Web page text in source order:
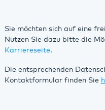
Sie möchten sich auf eine
Nutzen Sie dazu bitte die
Karriereseite.
Die entsprechenden
Kontaktformular finden Sie